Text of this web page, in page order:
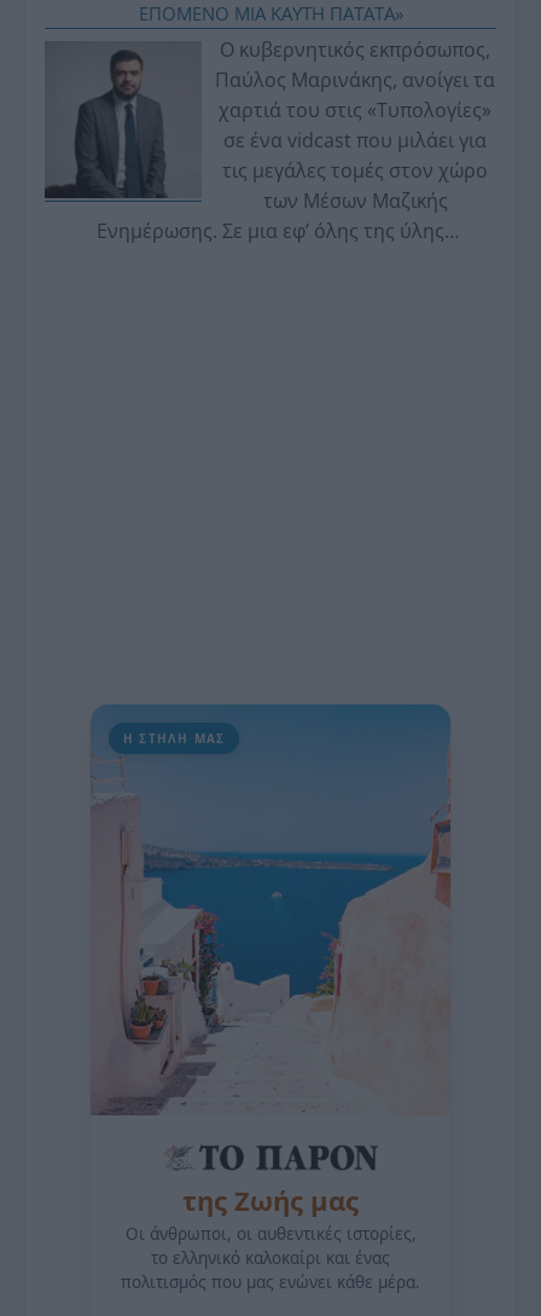
ΕΠΟΜΕΝΟ ΜΙΑ ΚΑΥΤΗ ΠΑΤΑΤΑ»
Ο κυβερνητικός εκπρόσωπος,
Παύλος Μαρινάκης, ανοίγει τα
χαρτιά του στις «Τυπολογίες»
σε ένα vidcast που μιλάει για
τις μεγάλες τομές στον χώρο
των Μέσων Μαζικής
Ενημέρωσης. Σε μια εφ’ όλης της ύλης
Η ΣΤΗΛΗ ΜΑΣ
της Ζωής μας
Οι άνθρωποι, οι αυθεντικές ιστορίες,
το ελληνικό καλοκαίρι και ένας
πολιτισμός που μας ενώνει κάθε μέρα.